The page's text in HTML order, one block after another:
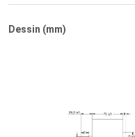
Dessin (mm)